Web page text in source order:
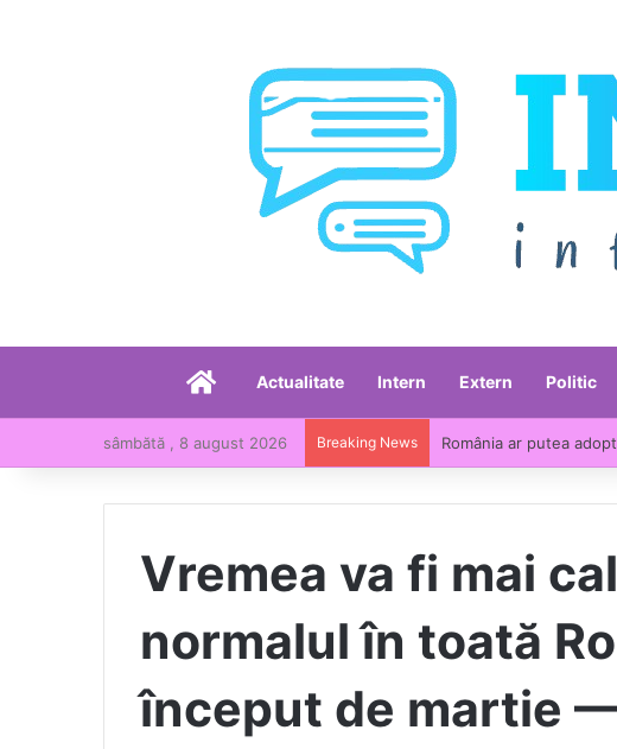
AcasăActualitate Intern Extern Politic
sâmbătă , 8 august 2026 Breaking News România, printre liderii
Vremea va fi mai
normalul în toată
început de martie